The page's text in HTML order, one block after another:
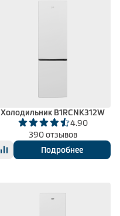
Холодильник B1RCNK312W
4.90
390 отзывов
Подробнее